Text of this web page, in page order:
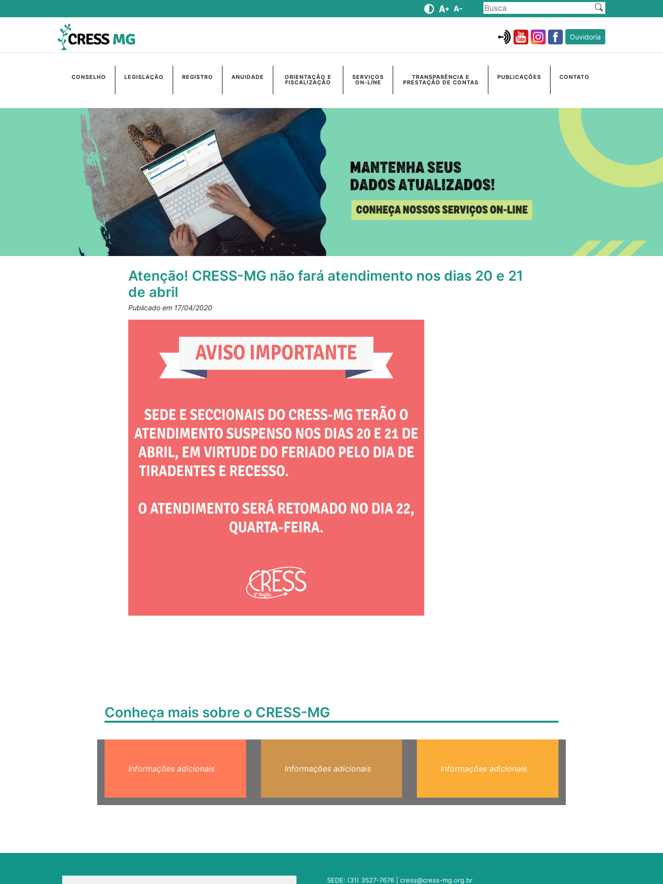
Ouvidoria
CONSELHO LEGISLAÇÃO REGISTRO ANUIDADE ORIENTAÇÃO E
FISCALIZAÇÃO
SERVIÇOS
ON-LINE
TRANSPARÊNCIA E
PRESTAÇÃO DE CONTAS
PUBLICAÇÕES CONTATO
Atenção! CRESS-MG não fará atendimento nos dias 20 e 21
de abril
Publicado em 17/04/2020
Conheça mais sobre o CRESS-MG
Informações adicionais Informações adicionais Informações adicionais
SEDE: (31) 3527-7676 |cress@cress-mg.org.br